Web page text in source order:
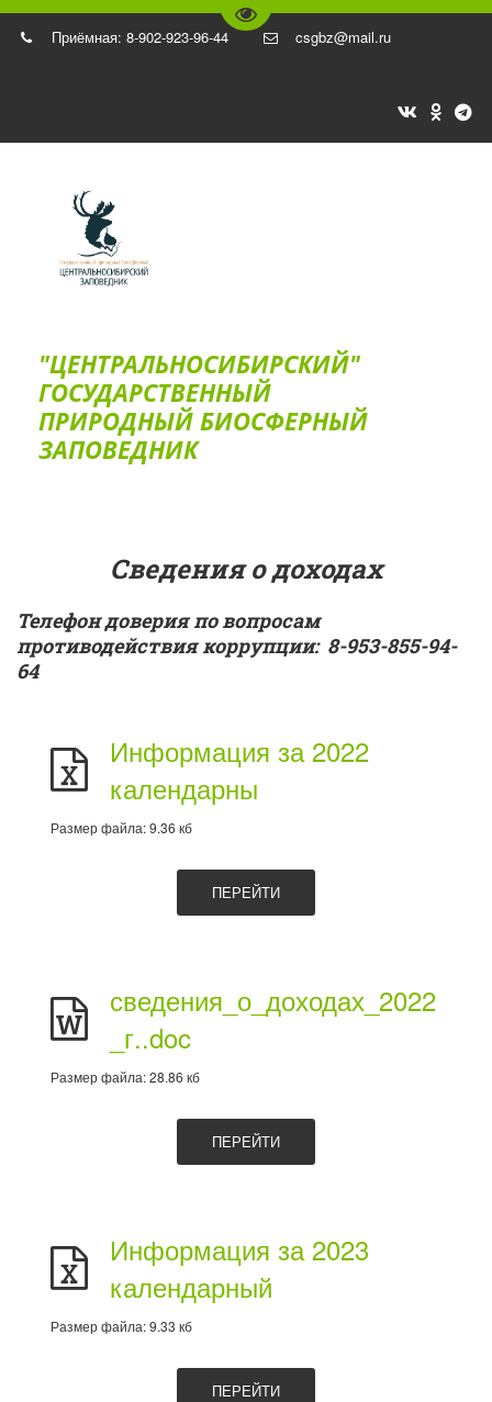
Перейти на версию для
Приёмная: 8-902-923-96-44 csgbz@mail.ru
"ЦЕНТРАЛЬНОСИБИРСКИЙ"
ГОС­УДАРСТВЕННЫЙ
ПРИРОДНЫЙ БИОСФЕРНЫЙ
ЗАПОВЕДНИК
Сведения о доходах
Телефон доверия по вопросам
противодействия коррупции:  8-953-855-94-
64
Информация за 2022
календарны
Размер файла: 9.36 кб
ПЕРЕЙТИ
сведения_о_доходах_2022
_г..doc
Размер файла: 28.86 кб
ПЕРЕЙТИ
Информация за 2023
календарный
Размер файла: 9.33 кб
ПЕРЕЙТИ